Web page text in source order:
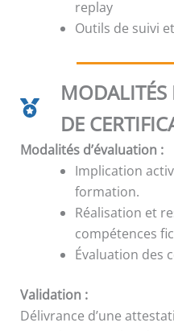
replay
Outils de suivi
MODALITÉS
DE
Modalités d’évaluation :
Implication
formation.
Réalisation et
compétences
Évaluation des
Validation :
Délivrance d’une